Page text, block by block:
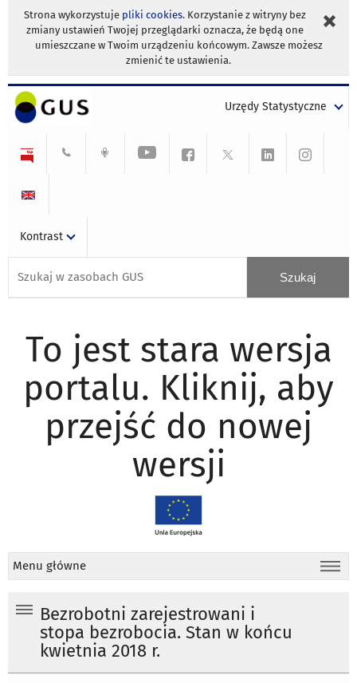
Strona wykorzystuje pliki cookies. Korzystanie z witryny bez
zmiany ustawień Twojej przeglądarki oznacza, że będą one
umieszczane w Twoim urządzeniu końcowym. Zawsze możesz
zmienić te ustawienia.
Urzędy Statystyczne
Kontrast
To jest stara wersja
portalu. Kliknij, aby
przejść do nowej
wersji
Menu główne
Bezrobotni zarejestrowani i
stopa bezrobocia. Stan w końcu
kwietnia 2018 r.